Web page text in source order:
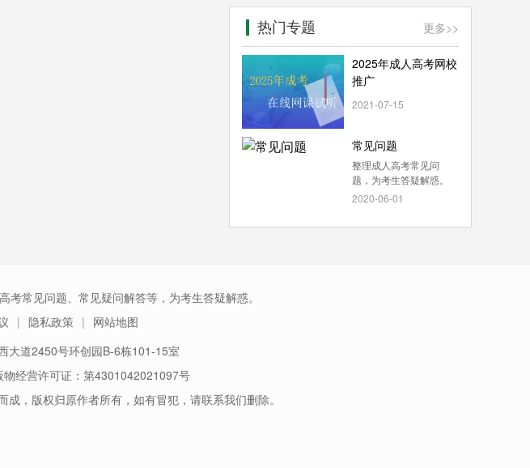
热门专题 更多>>
2025年成人高考网校
推广
2021-07-15
常见问题
整理成人高考常见问
题，为考生答疑解惑。
2020-06-01
常见问题、常见疑问解答等，为考生答疑解惑。
隐私政策
网站地图
大道2450号环创园B-6栋101-15室
经营许可证：第4301042021097号
，版权归原作者所有，如有冒犯，请联系我们删除。